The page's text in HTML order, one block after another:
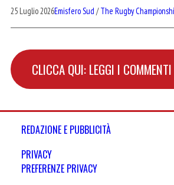
25 Luglio 2026Emisfero Sud /The Rugby
CLICCA QUI: LEGGI I
REDAZIONE E PUBBLICITÀ
PRIVACY
PREFERENZE PRIVACY